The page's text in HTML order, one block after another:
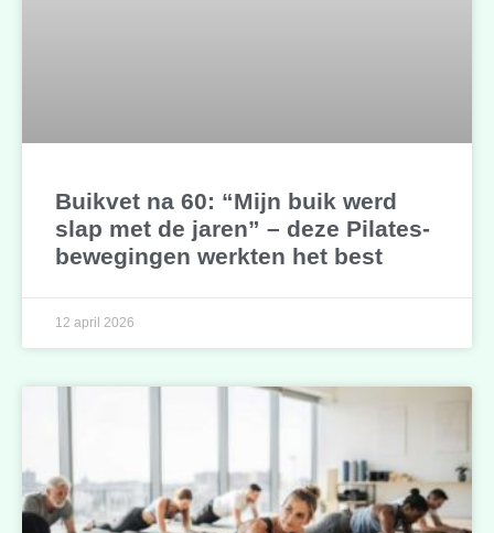
Buikvet na 60: “Mijn buik werd
slap met de jaren” – deze Pilates-
bewegingen werkten het best
12 april 2026